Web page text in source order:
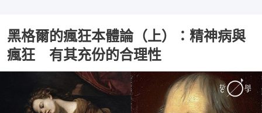
黑格爾的瘋狂本體論（上）：精神病與
瘋狂 有其充份的合理性